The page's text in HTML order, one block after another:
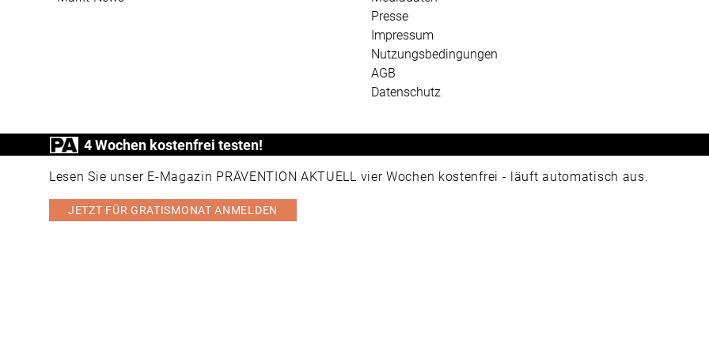
Presse
Impressum
Nutzungsbedingungen
AGB
Datenschutz
4 Wochen kostenfrei testen!
Lesen Sie unser E-Magazin PRÄVENTION AKTUELL vier Wochen kostenfrei - läuft automatisch aus.
JETZT FÜR GRATISMONAT ANMELDEN